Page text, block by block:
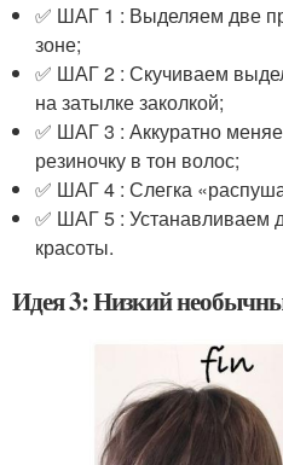
✅ ШАГ 1 : Выделяем две
зоне;
✅ ШАГ 2 : Скучиваем
на затылке заколкой;
✅ ШАГ 3 : Аккуратно
резиночку в тон волос;
✅ ШАГ 4 : Слегка
✅ ШАГ 5 : Устанавливаем
красоты.
Идея 3: Низкий